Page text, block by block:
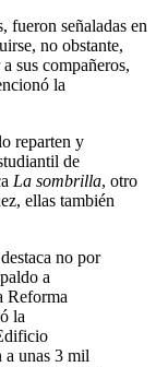
fueron señaladas en
no obstante,
sus compañeros,
la
reparten y
de
La sombrilla, otro
ellas también
no por
a
Reforma
la
a unas 3 mil